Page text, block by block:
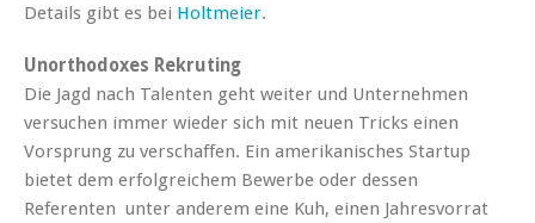
Details gibt es bei Holtmeier.
Unorthodoxes Rekruting
Die Jagd nach Talenten geht weiter und Unternehmen
versuchen immer wieder sich mit neuen Tricks einen
Vorsprung zu verschaffen. Ein amerikanisches Startup
bietet dem erfolgreichem Bewerbe oder dessen
Referenten unter anderem eine Kuh, einen Jahresvorrat